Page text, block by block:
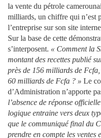
la vente du pétrole
milliards, un chiffre qui n’est
l’entreprise sur son site
Sur la base de cette
s’interposent. « Comment la
montant des recettes publié
près de 156 milliards de
60 milliards de Fcfa ? » Le
d’Administration n’apporte
l’absence de réponse
logique entraine vers deux
que le communiqué final du
prendre en compte les ventes